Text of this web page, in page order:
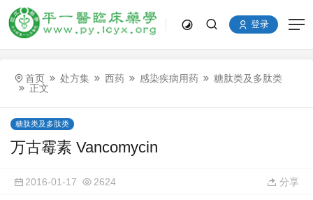
登录
首页 处方集 西药 感染疾病用药
糖肽类及多肽类
正文
糖肽类及多肽类
万古霉素 Vancomycin
2016-01-17 2624 分享